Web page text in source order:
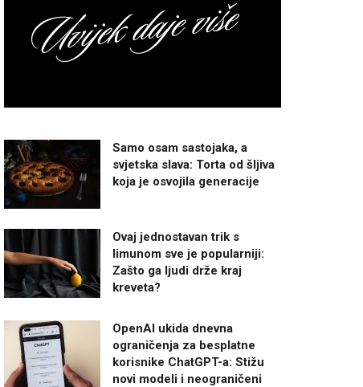
Samo osam sastojaka, a
svjetska slava: Torta od šljiva
koja je osvojila generacije
Ovaj jednostavan trik s
limunom sve je popularniji:
Zašto ga ljudi drže kraj
kreveta?
OpenAI ukida dnevna
ograničenja za besplatne
korisnike ChatGPT-a: Stižu
novi modeli i neograničeni